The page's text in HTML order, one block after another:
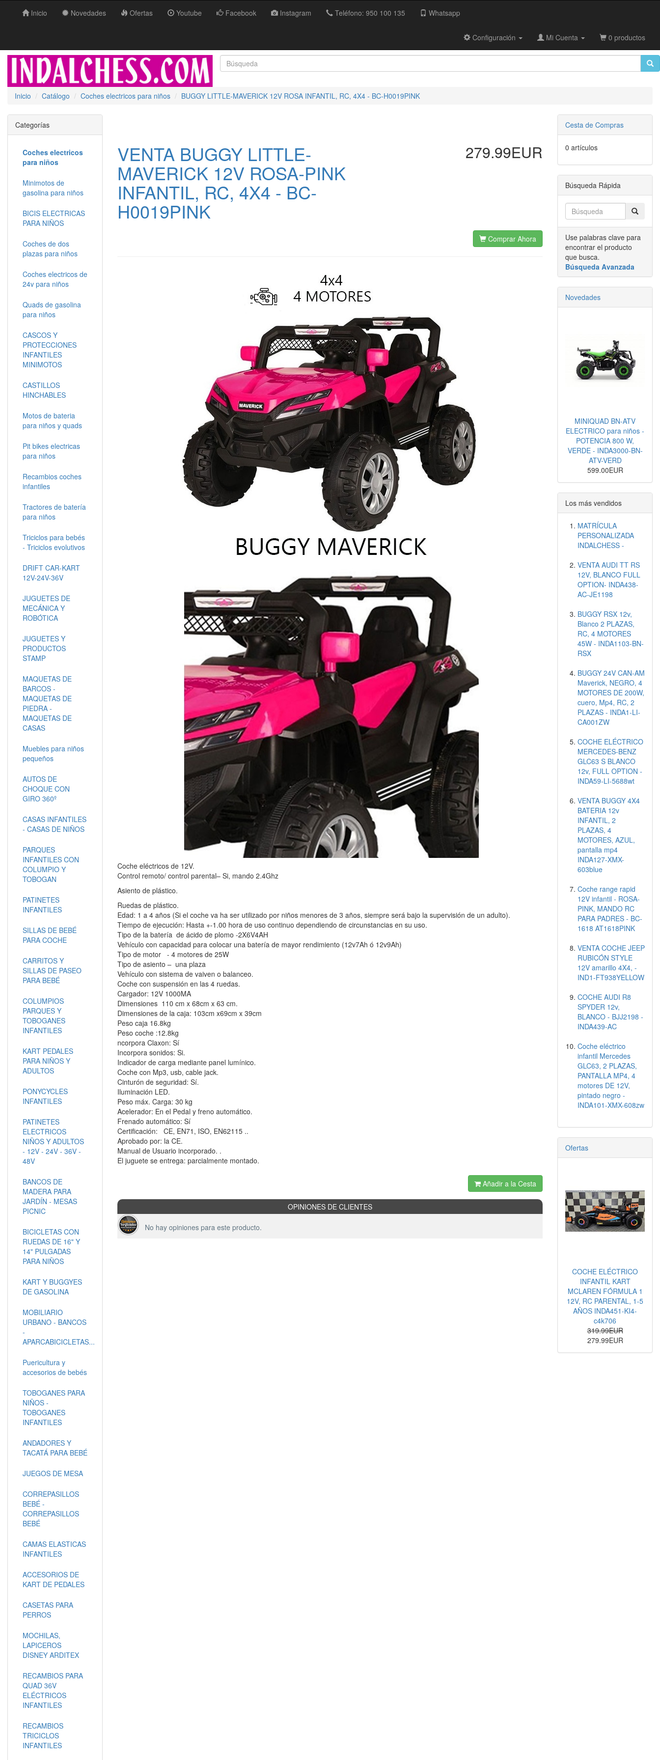
Inicio Novedades Ofertas Youtube Facebook Instagram Teléfono: 950 100 135 Whatsapp
Configuración Mi Cuenta 0 productos
Inicio Catálogo Coches electricos para niños BUGGY LITTLE-MAVERICK 12V ROSA INFANTIL, RC, 4X4 - BC-H0019PINK
VENTA BUGGY LITTLE-
MAVERICK 12V ROSA-PINK
INFANTIL, RC, 4X4 - BC-
H0019PINK
279.99EUR
Comprar Ahora
Coche eléctricos de 12V.
Control remoto/ control parental– Si, mando 2.4Ghz
Asiento de plástico.
Ruedas de plástico.
Edad: 1 a 4 años (Si el coche va ha ser utilizado por niños menores de 3 años, siempre será bajo la supervisión de un adulto).
Tiempo de ejecución: Hasta +-1.00 hora de uso continuo dependiendo de circunstancias en su uso.
Tipo de la batería de ácido de plomo -2X6V4AH
Vehículo con capacidad para colocar una batería de mayor rendimiento (12v7Ah ó 12v9Ah)
Tipo de motor - 4 motores de 25W
Tipo de asiento – una plaza
Vehículo con sistema de vaiven o balanceo.
Coche con suspensión en las 4 ruedas.
Cargador: 12V 1000MA
Dimensiones 110 cm x 68cm x 63 cm.
Dimensiones de la caja: 103cm x69cm x 39cm
Peso caja 16.8kg
Peso coche :12.8kg
ncorpora Claxon: Sí
Incorpora sonidos: Si.
Indicador de carga mediante panel lumínico.
Coche con Mp3, usb, cable jack.
Cinturón de seguridad: Sí.
Iluminación LED.
Peso máx. Carga: 30 kg
Acelerador: En el Pedal y freno automático.
Frenado automático: Sí
Certificación: CE, EN71, ISO, EN62115 ..
Aprobado por: la CE.
Manual de Usuario incorporado. .
El juguete se entrega: parcialmente montado.
Añadir a la Cesta
OPINIONES DE CLIENTES
No hay opiniones para este producto.
Categorías
Coches electricos
para niños
Minimotos de
gasolina para niños
BICIS ELECTRICAS
PARA NIÑOS
Coches de dos
plazas para niños
Coches electricos de
24v para niños
Quads de gasolina
para niños
CASCOS Y
PROTECCIONES
INFANTILES
MINIMOTOS
CASTILLOS
HINCHABLES
Motos de bateria
para niños y quads
Pit bikes electricas
para niños
Recambios coches
infantiles
Tractores de batería
para niños
Triciclos para bebés
- Triciclos evolutivos
DRIFT CAR-KART
12V-24V-36V
JUGUETES DE
MECÁNICA Y
ROBÓTICA
JUGUETES Y
PRODUCTOS
STAMP
MAQUETAS DE
BARCOS -
MAQUETAS DE
PIEDRA -
MAQUETAS DE
CASAS
Muebles para niños
pequeños
AUTOS DE
CHOQUE CON
GIRO 360º
CASAS INFANTILES
- CASAS DE NIÑOS
PARQUES
INFANTILES CON
COLUMPIO Y
TOBOGAN
PATINETES
INFANTILES
SILLAS DE BEBÉ
PARA COCHE
CARRITOS Y
SILLAS DE PASEO
PARA BEBÉ
COLUMPIOS
PARQUES Y
TOBOGANES
INFANTILES
KART PEDALES
PARA NIÑOS Y
ADULTOS
PONYCYCLES
INFANTILES
PATINETES
ELECTRICOS
NIÑOS Y ADULTOS
- 12V - 24V - 36V -
48V
BANCOS DE
MADERA PARA
JARDÍN - MESAS
PICNIC
BICICLETAS CON
RUEDAS DE 16" Y
14" PULGADAS
PARA NIÑOS
KART Y BUGGYES
DE GASOLINA
MOBILIARIO
URBANO - BANCOS
-
APARCABICICLETAS...
Puericultura y
accesorios de bebés
TOBOGANES PARA
NIÑOS -
TOBOGANES
INFANTILES
ANDADORES Y
TACATÁ PARA BEBÉ
JUEGOS DE MESA
CORREPASILLOS
BEBÉ -
CORREPASILLOS
BEBÉ
CAMAS ELASTICAS
INFANTILES
ACCESORIOS DE
KART DE PEDALES
CASETAS PARA
PERROS
MOCHILAS,
LAPICEROS
DISNEY ARDITEX
RECAMBIOS PARA
QUAD 36V
ELÉCTRICOS
INFANTILES
RECAMBIOS
TRICICLOS
INFANTILES
Cesta de Compras
0 artículos
Búsqueda Rápida
Use palabras clave para
encontrar el producto
que busca.
Búsqueda Avanzada
Novedades
MINIQUAD BN-ATV
ELECTRICO para niños -
POTENCIA 800 W,
VERDE - INDA3000-BN-
ATV-VERD
599.00EUR
Los más vendidos
MATRÍCULA
PERSONALIZADA
INDALCHESS -
VENTA AUDI TT RS
12V, BLANCO FULL
OPTION- INDA438-
AC-JE1198
BUGGY RSX 12v,
Blanco 2 PLAZAS,
RC, 4 MOTORES
45W - INDA1103-BN-
RSX
BUGGY 24V CAN-AM
Maverick, NEGRO, 4
MOTORES DE 200W,
cuero, Mp4, RC, 2
PLAZAS - INDA1-LI-
CA001ZW
COCHE ELÉCTRICO
MERCEDES-BENZ
GLC63 S BLANCO
12v, FULL OPTION -
INDA59-LI-5688wt
VENTA BUGGY 4X4
BATERIA 12v
INFANTIL, 2
PLAZAS, 4
MOTORES, AZUL,
pantalla mp4
INDA127-XMX-
603blue
Coche range rapid
12V infantil - ROSA-
PINK, MANDO RC
PARA PADRES - BC-
1618 AT1618PINK
VENTA COCHE JEEP
RUBICÓN STYLE
12V amarillo 4X4, -
IND1-FT938YELLOW
COCHE AUDI R8
SPYDER 12v,
BLANCO - BJJ2198 -
INDA439-AC
Coche eléctrico
infantil Mercedes
GLC63, 2 PLAZAS,
PANTALLA MP4, 4
motores DE 12V,
pintado negro -
INDA101-XMX-608zw
Ofertas
COCHE ELÉCTRICO
INFANTIL KART
MCLAREN FÓRMULA 1
12V, RC PARENTAL, 1-5
AÑOS INDA451-KI4-
c4k706
319.99EUR
279.99EUR